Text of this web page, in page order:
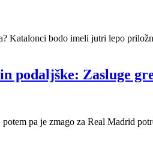
Katalonci bodo imeli jutri lepo
podaljške: Zasluge
pa je zmago za Real Madrid